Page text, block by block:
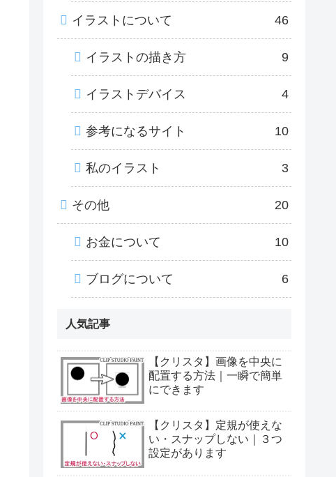
イラストについて 46
イラストの描き方 9
イラストデバイス 4
参考になるサイト 10
私のイラスト 3
その他 20
お金について 10
ブログについて 6
人気記事
【クリスタ】画像を中央に
配置する方法｜一瞬で簡単
にできます
【クリスタ】定規が使えな
い・スナップしない｜３つ
設定があります